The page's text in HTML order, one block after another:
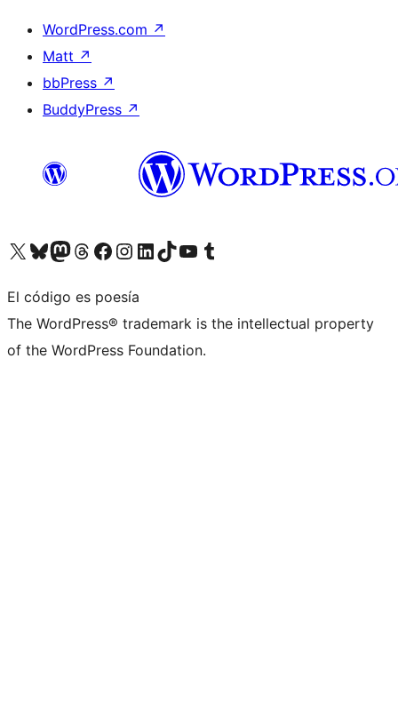
WordPress.com ↗
Matt ↗
bbPress ↗
BuddyPress ↗
Visita nuestra cuenta de X (anteriormente Twitter)
Visita nuestra cuenta de Bluesky
Visita nuestra cuenta de Mastodon
Visita nuestra cuenta de Threads
Visita nuestra página de Facebook
Visita nuestra cuenta de Instagram
Visita nuestra cuenta de LinkedIn
Visita nuestra cuenta de TikTok
Visita nuestro canal de YouTube
Visita nuestra cuenta de Tumblr
El código es poesía
The WordPress® trademark is the intellectual property
of the WordPress Foundation.